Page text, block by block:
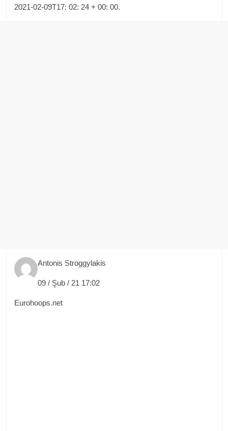
2021-02-09T17: 02: 24 + 00: 00.
Antonis Stroggylakis
09 / Şub / 21 17:02
Eurohoops.net